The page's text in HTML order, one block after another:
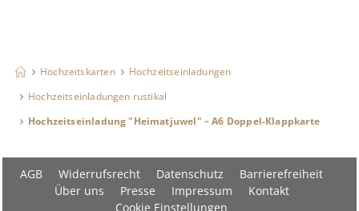
Hochzeitskarten
Hochzeitseinladungen
Hochzeitseinladungen rustikal
Hochzeitseinladung "Heimatjuwel" – A6 Doppel-Klappkarte
AGB Widerrufsrecht Datenschutz
Barrierefreiheit
Über uns
Presse Impressum
Kontakt
Cookie Einstellungen